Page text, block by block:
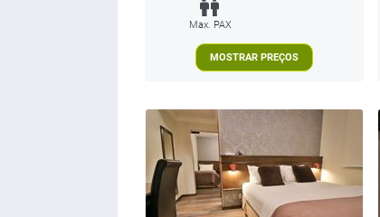
Max. PAX
MOSTRAR PREÇOS